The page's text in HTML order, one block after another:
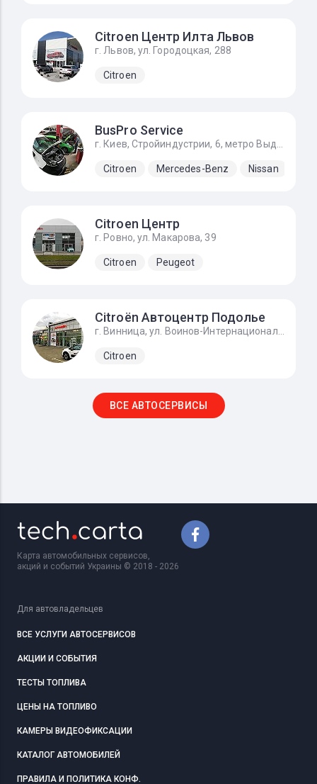
Citroen Центр Илта Львов
г. Львов, ул. Городоцкая, 288
Citroen
BusPro Service
Citroen Mercedes-Benz Nissan
Citroen Центр
г. Ровно, ул. Макарова, 39
Citroen Peugeot
Citroën Автоцентр Подолье
Citroen
ВСЕ АВТОСЕРВИСЫ
Карта автомобильных сервисов,
акций и событий Украины © 2018 - 2026
Для автовладельцев
ВСЕ УСЛУГИ АВТОСЕРВИСОВ
АКЦИИ И СОБЫТИЯ
ТЕСТЫ ТОПЛИВА
ЦЕНЫ НА ТОПЛИВО
КАМЕРЫ ВИДЕОФИКСАЦИИ
КАТАЛОГ АВТОМОБИЛЕЙ
ПРАВИЛА И ПОЛИТИКА КОНФ.